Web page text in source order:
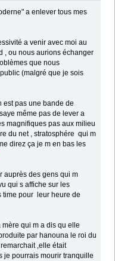
a enlever tous mes
a venir avec moi au
, ou nous aurions échanger
que nous
(malgré que je sois
est pas une bande de
même pas de lever a
magnifiques pas aux milieu
du net , stratosphére qui m
direz ça je m en bas les
auprès des gens qui m
qui s affiche sur les
time pour leur heure de
qui m a dis qu elle
par hanouna le roi du
,elle était
je pourrais mourir tranquille